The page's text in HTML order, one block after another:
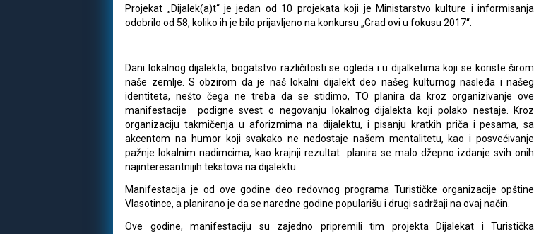
Projekat „Dijalek(a)t“ je jedan od 10 projekata koji je Ministarstvo kulture i informisanja
odobrilo od 58, koliko ih je bilo prijavljeno na konkursu „Grad ovi u fokusu 2017“.
Dani lokalnog dijalekta, bogatstvo različitosti se ogleda i u dijalketima koji se koriste širom
naše zemlje. S obzirom da je naš lokalni dijalekt deo našeg kulturnog nasleđa i našeg
identiteta, nešto čega ne treba da se stidimo, TO planira da kroz organizivanje ove
manifestacije podigne svest o negovanju lokalnog dijalekta koji polako nestaje. Kroz
organizaciju takmičenja u aforizmima na dijalektu, i pisanju kratkih priča i pesama, sa
akcentom na humor koji svakako ne nedostaje našem mentalitetu, kao i posvećivanje
pažnje lokalnim nadimcima, kao krajnji rezultat planira se malo džepno izdanje svih onih
najinteresantnijih tekstova na dijalektu.
Manifestacija je od ove godine deo redovnog programa Turističke organizacije opštine
Vlasotince, a planirano je da se naredne godine popularišu i drugi sadržaji na ovaj način.
Ove godine, manifestaciju su zajedno pripremili tim projekta Dijalekat i Turistička